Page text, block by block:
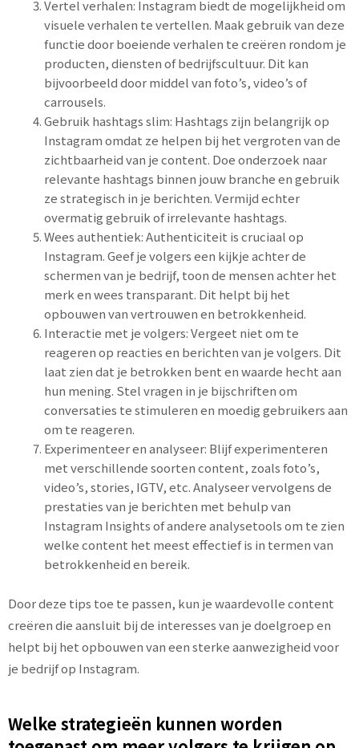
Vertel verhalen: Instagram biedt de mogelijkheid om
visuele verhalen te vertellen. Maak gebruik van deze
functie door boeiende verhalen te creëren rondom je
producten, diensten of bedrijfscultuur. Dit kan
bijvoorbeeld door middel van foto’s, video’s of
carrousels.
Gebruik hashtags slim: Hashtags zijn belangrijk op
Instagram omdat ze helpen bij het vergroten van de
zichtbaarheid van je content. Doe onderzoek naar
relevante hashtags binnen jouw branche en gebruik
ze strategisch in je berichten. Vermijd echter
overmatig gebruik of irrelevante hashtags.
Wees authentiek: Authenticiteit is cruciaal op
Instagram. Geef je volgers een kijkje achter de
schermen van je bedrijf, toon de mensen achter het
merk en wees transparant. Dit helpt bij het
opbouwen van vertrouwen en betrokkenheid.
Interactie met je volgers: Vergeet niet om te
reageren op reacties en berichten van je volgers. Dit
laat zien dat je betrokken bent en waarde hecht aan
hun mening. Stel vragen in je bijschriften om
conversaties te stimuleren en moedig gebruikers aan
om te reageren.
Experimenteer en analyseer: Blijf experimenteren
met verschillende soorten content, zoals foto’s,
video’s, stories, IGTV, etc. Analyseer vervolgens de
prestaties van je berichten met behulp van
Instagram Insights of andere analysetools om te zien
welke content het meest effectief is in termen van
betrokkenheid en bereik.
Door deze tips toe te passen, kun je waardevolle content
creëren die aansluit bij de interesses van je doelgroep en
helpt bij het opbouwen van een sterke aanwezigheid voor
je bedrijf op Instagram.
Welke strategieën kunnen worden